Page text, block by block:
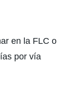
en la FLC o
por vía